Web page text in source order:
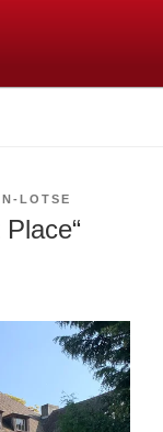
LOTSE